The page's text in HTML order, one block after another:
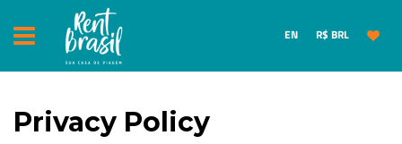
EN R$ BRL
Privacy Policy